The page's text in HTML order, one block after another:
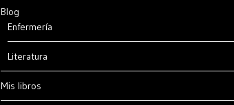
Blog
Enfermería
Literatura
Mis libros